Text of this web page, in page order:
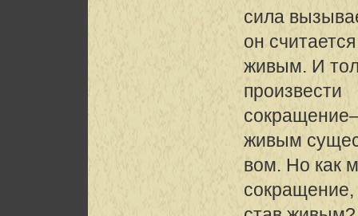
сила
он
живым. И
произвести
живым
вом. Но как